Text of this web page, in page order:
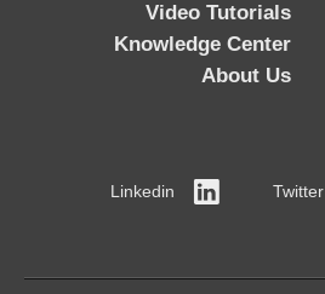
Video Tutorials
Knowledge Center
About Us
Twitter
Linkedin